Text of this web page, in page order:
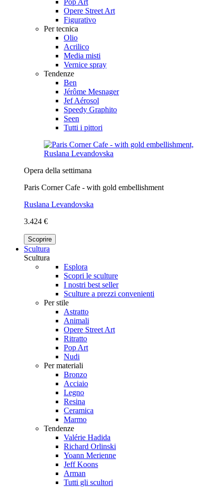
Opere Street Art
Figurativo
Per tecnica
Olio
Acrilico
Media misti
Vernice spray
Tendenze
Ben
Jérôme Mesnager
Jef Aérosol
Speedy Graphito
Seen
Tutti i pittori
Opera della settimana
Paris Corner Cafe - with gold embellishment
Ruslana Levandovska
3.424 €
Scoprire
Scultura
Scultura
Esplora
Scopri le sculture
I nostri best seller
Sculture a prezzi convenienti
Per stile
Astratto
Animali
Opere Street Art
Ritratto
Pop Art
Nudi
Per materiali
Bronzo
Acciaio
Legno
Resina
Ceramica
Marmo
Tendenze
Valérie Hadida
Richard Orlinski
Yoann Merienne
Jeff Koons
Arman
Tutti gli scultori